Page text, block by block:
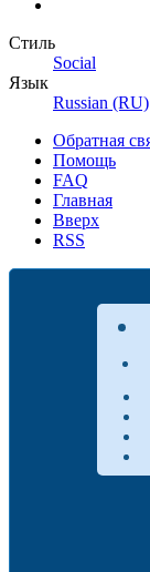
Стиль
Social
Язык
Russian (RU)
Обратная
Помощь
FAQ
Главная
Вверх
RSS